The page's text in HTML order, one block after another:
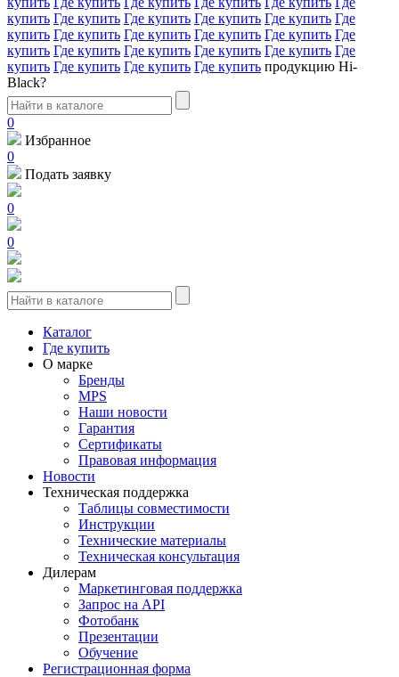
купить Где купить Где купить Где купить Где купить Где
купить Где купить Где купить Где купить Где купить Где
купить Где купить Где купить Где купить Где купить Где
купить Где купить Где купить Где купить продукцию Hi-
Black?
0
Избранное
0
Подать заявку
0
0
Каталог
Где купить
О марке
Бренды
MPS
Наши новости
Гарантия
Сертификаты
Правовая информация
Новости
Техническая поддержка
Таблицы совместимости
Инструкции
Технические материалы
Техническая консультация
Дилерам
Маркетинговая поддержка
Запрос на API
Фотобанк
Презентации
Обучение
Регистрационная форма